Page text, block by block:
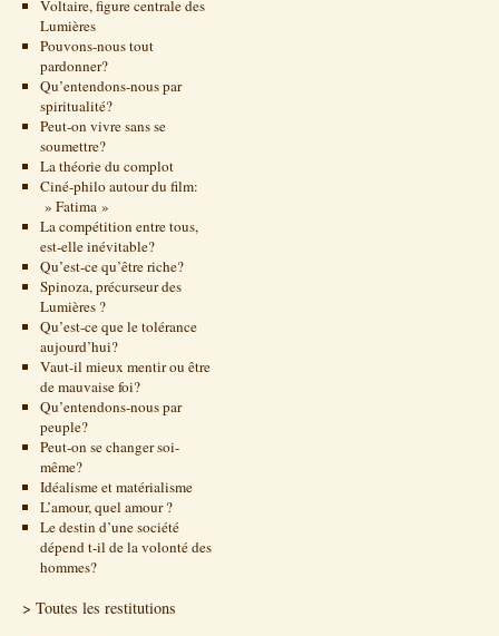
Voltaire, figure centrale des
Lumières
Pouvons-nous tout
pardonner?
Qu’entendons-nous par
spiritualité?
Peut-on vivre sans se
soumettre?
La théorie du complot
Ciné-philo autour du film:
» Fatima »
La compétition entre tous,
est-elle inévitable?
Qu’est-ce qu’être riche?
Spinoza, précurseur des
Lumières ?
Qu’est-ce que le tolérance
aujourd’hui?
Vaut-il mieux mentir ou être
de mauvaise foi?
Qu’entendons-nous par
peuple?
Peut-on se changer soi-
même?
Idéalisme et matérialisme
L’amour, quel amour ?
Le destin d’une société
dépend t-il de la volonté des
hommes?
> Toutes les restitutions